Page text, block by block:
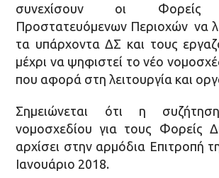
συνεχίσουν οι Φορείς
Προστατευόμενων Περιοχών να
τα υπάρχοντα ΔΣ και τους
μέχρι να ψηφιστεί το νέο
που αφορά στη λειτουργία και
Σημειώνεται ότι η
νομοσχεδίου για τους Φορείς
αρχίσει στην αρμόδια Επιτροπή
Ιανουάριο 2018.